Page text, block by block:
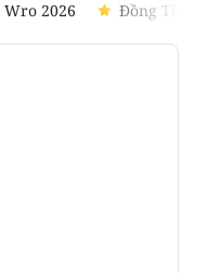
2026 Đồng